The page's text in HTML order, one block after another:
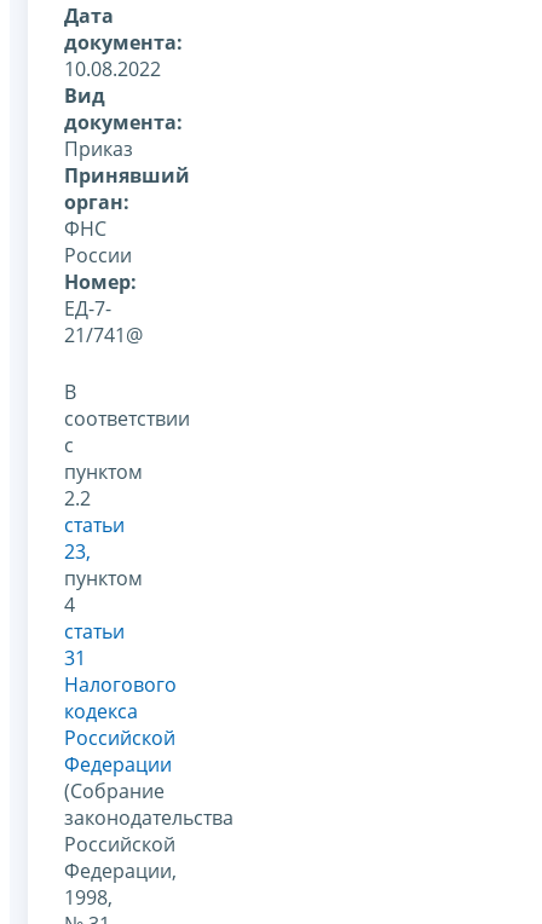
Дата
документа:
10.08.2022
Вид
документа:
Приказ
Принявший
орган:
ФНС
России
Номер:
ЕД-7-
21/741@
В
соответствии
с
пунктом
2.2
статьи
23,
пунктом
4
статьи
31
Налогового
кодекса
Российской
Федерации
(Собрание
законодательства
Российской
Федерации,
1998,